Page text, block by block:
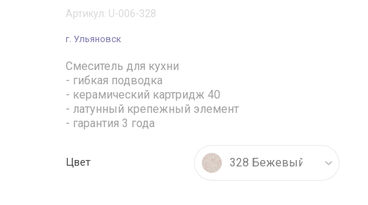
Артикул: U-006-328
г. Ульяновск
Смеситель для кухни
- гибкая подводка
- керамический картридж 40
- латунный крепежный элемент
- гарантия 3 года
Цвет 328 Бежевый